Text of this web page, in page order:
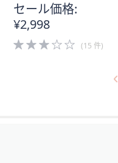
セール価格:
¥2,998
3.0
of
(15 件)